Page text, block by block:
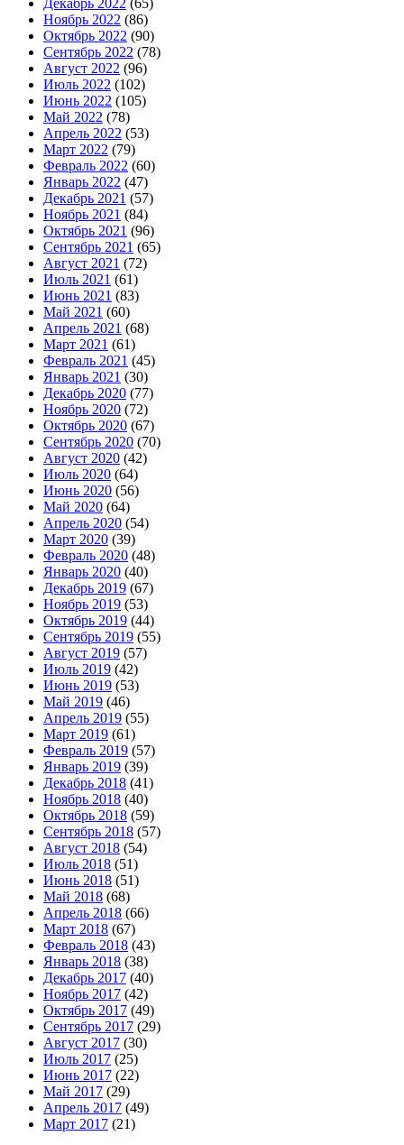
Декабрь 2022 (65)
Ноябрь 2022 (86)
Октябрь 2022 (90)
Сентябрь 2022 (78)
Август 2022 (96)
Июль 2022 (102)
Июнь 2022 (105)
Май 2022 (78)
Апрель 2022 (53)
Март 2022 (79)
Февраль 2022 (60)
Январь 2022 (47)
Декабрь 2021 (57)
Ноябрь 2021 (84)
Октябрь 2021 (96)
Сентябрь 2021 (65)
Август 2021 (72)
Июль 2021 (61)
Июнь 2021 (83)
Май 2021 (60)
Апрель 2021 (68)
Март 2021 (61)
Февраль 2021 (45)
Январь 2021 (30)
Декабрь 2020 (77)
Ноябрь 2020 (72)
Октябрь 2020 (67)
Сентябрь 2020 (70)
Август 2020 (42)
Июль 2020 (64)
Июнь 2020 (56)
Май 2020 (64)
Апрель 2020 (54)
Март 2020 (39)
Февраль 2020 (48)
Январь 2020 (40)
Декабрь 2019 (67)
Ноябрь 2019 (53)
Октябрь 2019 (44)
Сентябрь 2019 (55)
Август 2019 (57)
Июль 2019 (42)
Июнь 2019 (53)
Май 2019 (46)
Апрель 2019 (55)
Март 2019 (61)
Февраль 2019 (57)
Январь 2019 (39)
Декабрь 2018 (41)
Ноябрь 2018 (40)
Октябрь 2018 (59)
Сентябрь 2018 (57)
Август 2018 (54)
Июль 2018 (51)
Июнь 2018 (51)
Май 2018 (68)
Апрель 2018 (66)
Март 2018 (67)
Февраль 2018 (43)
Январь 2018 (38)
Декабрь 2017 (40)
Ноябрь 2017 (42)
Октябрь 2017 (49)
Сентябрь 2017 (29)
Август 2017 (30)
Июль 2017 (25)
Июнь 2017 (22)
Май 2017 (29)
Апрель 2017 (49)
Март 2017 (21)